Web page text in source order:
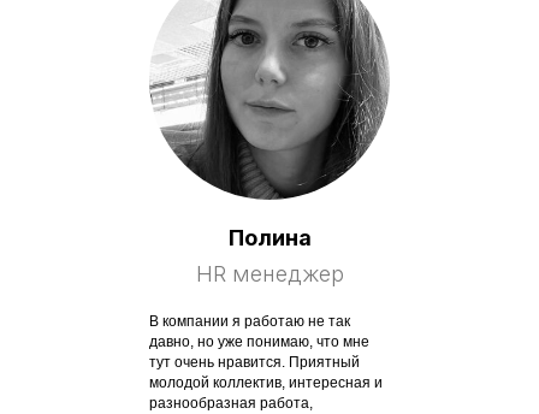
Полина
HR менеджер
В компании я работаю не так
давно, но уже понимаю, что мне
тут очень нравится. Приятный
молодой коллектив, интересная и
разнообразная работа,